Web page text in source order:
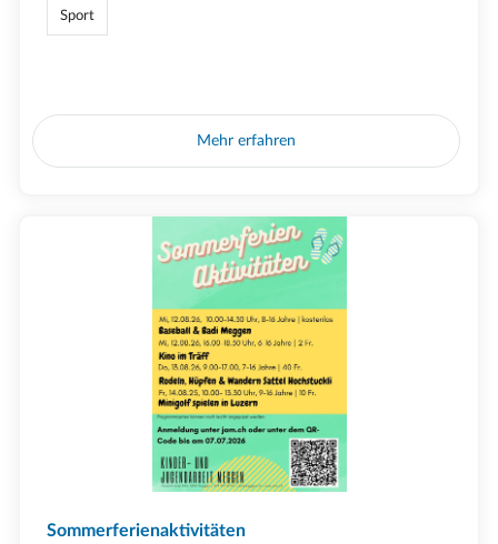
Sport
Mehr erfahren
Sommerferienaktivitäten